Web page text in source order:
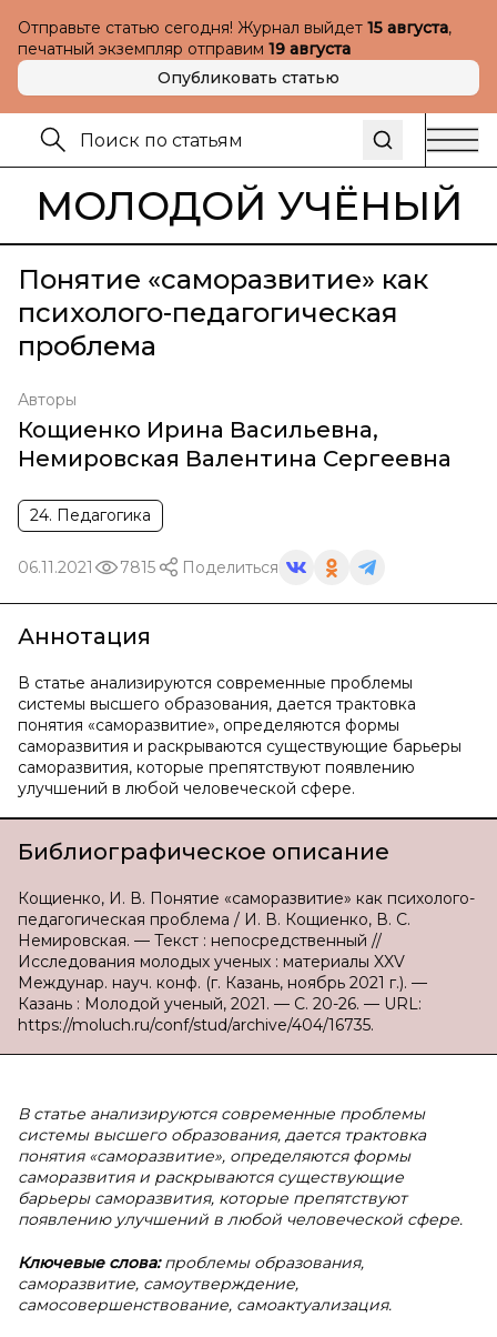
Отправьте статью сегодня! Журнал выйдет 15 августа,
печатный экземпляр отправим 19 августа
Опубликовать статью
МОЛОДОЙ УЧЁНЫЙ
Понятие «саморазвитие» как
психолого-педагогическая
проблема
Авторы
Кощиенко Ирина Васильевна,
Немировская Валентина Сергеевна
24. Педагогика
06.11.2021 7815 Поделиться
Аннотация
В статье анализируются современные проблемы
системы высшего образования, дается трактовка
понятия «саморазвитие», определяются формы
саморазвития и раскрываются существующие барьеры
саморазвития, которые препятствуют появлению
улучшений в любой человеческой сфере.
Библиографическое описание
Кощиенко, И. В. Понятие «саморазвитие» как психолого-
педагогическая проблема / И. В. Кощиенко, В. С.
Немировская. — Текст : непосредственный //
Исследования молодых ученых : материалы XXV
Междунар. науч. конф. (г. Казань, ноябрь 2021 г.). —
Казань : Молодой ученый, 2021. — С. 20-26. — URL:
https://moluch.ru/conf/stud/archive/404/16735.
В статье анализируются современные проблемы
системы высшего образования, дается трактовка
понятия «саморазвитие», определяются формы
саморазвития и раскрываются существующие
барьеры саморазвития, которые препятствуют
появлению улучшений в любой человеческой сфере.
Ключевые слова:проблемы образования,
саморазвитие, самоутверждение,
самосовершенствование, самоактуализация.